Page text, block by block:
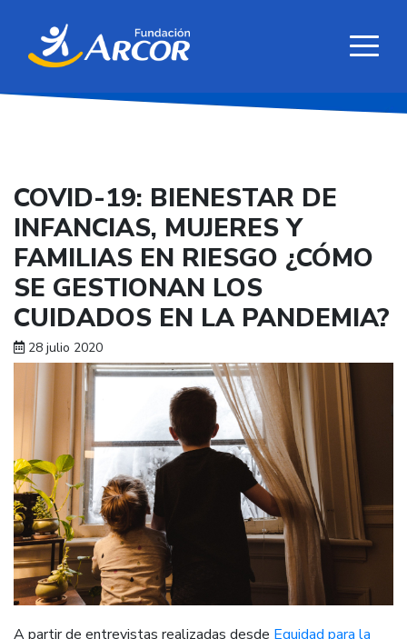
COVID-19: BIENESTAR DE
INFANCIAS, MUJERES Y
FAMILIAS EN RIESGO ¿CÓMO
SE GESTIONAN LOS
CUIDADOS EN LA PANDEMIA?
28 julio 2020
A partir de entrevistas realizadas desde Equidad para la